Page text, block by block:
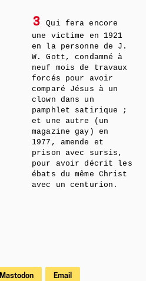
3
Qui fera encore
une victime en 1921
en la personne de J.
W. Gott, condamné à
neuf mois de travaux
forcés pour avoir
comparé Jésus à un
clown dans un
pamphlet satirique ;
et une autre (un
magazine gay) en
1977, amende et
prison avec sursis,
pour avoir décrit les
ébats du même Christ
avec un centurion.
Mastodon Email